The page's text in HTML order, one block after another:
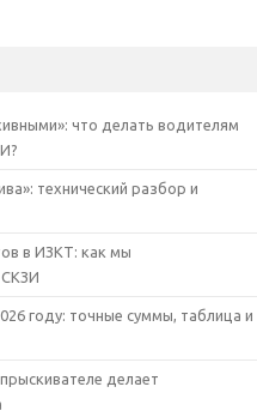
что делать водителям
технический разбор и
в ИЗКТ: как мы
году: точные суммы, таблица и
делает